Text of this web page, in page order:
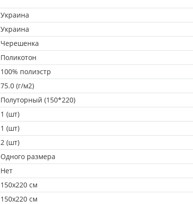
Украина
Украина
Черешенка
Поликотон
100% полиэстр
75.0 (г/м2)
Полуторный (150*220)
1 (шт)
1 (шт)
2 (шт)
Одного размера
Нет
150х220 см
150х220 см